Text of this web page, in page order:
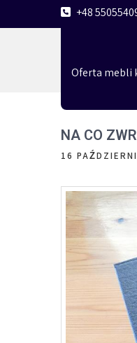
to
+48
Oferta mebli
NA CO
16